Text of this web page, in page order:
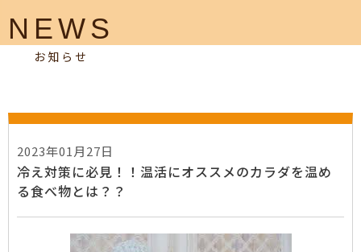
NEWS
お知らせ
2023年01月27日
冷え対策に必見！！温活にオススメのカラダを温め
る食べ物とは？？